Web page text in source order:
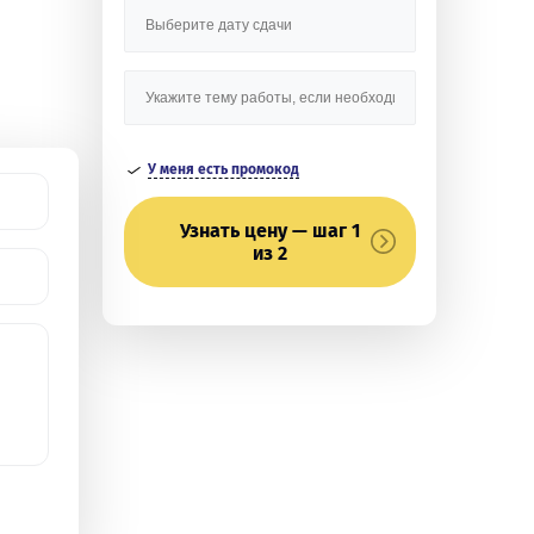
У меня есть промокод
Узнать цену — шаг 1
из 2